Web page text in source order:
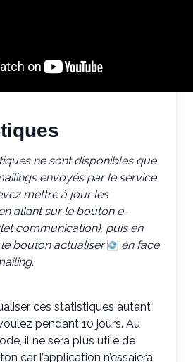
ne sont disponibles que
envoyés par le service
mettre à jour les
allant sur le bouton e-
communication), puis en
bouton actualiser
en face
ces statistiques autant
pendant 10 jours. Au
il ne sera plus utile de
car l’application n’essaiera